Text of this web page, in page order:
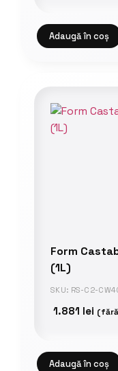
Adaugă în coș
Form
(1L)
SKU: RS-C2-
1.881 lei (fără
Adaugă în coș